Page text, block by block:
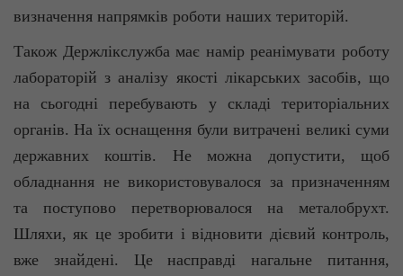
визначення напрямків роботи наших територій.
Також Держлікслужба має намір реанімувати роботу
лабораторій з аналізу якості лікарських засобів, що
на сьогодні перебувають у складі територіальних
органів. На їх оснащення були витрачені великі суми
державних коштів. Не можна допустити, щоб
обладнання не використовувалося за призначенням
та поступово перетворювалося на металобрухт.
Шляхи, як це зробити і відновити дієвий контроль,
вже знайдені. Це насправді нагальне питання,